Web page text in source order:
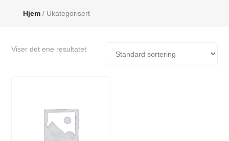
Hjem/ Ukategorisert
Viser det ene resultatet